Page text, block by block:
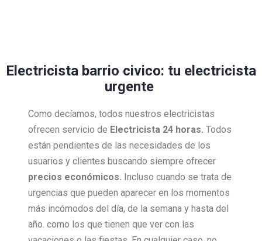
Electricista barrio civico: tu electricista
urgente
Como decíamos, todos nuestros electricistas
ofrecen servicio de Electricista 24 horas. Todos
están pendientes de las necesidades de los
usuarios y clientes buscando siempre ofrecer
precios económicos. Incluso cuando se trata de
urgencias que pueden aparecer en los momentos
más incómodos del día, de la semana y hasta del
año. como los que tienen que ver con las